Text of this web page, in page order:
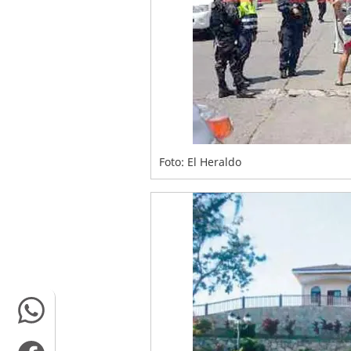
Foto: El Heraldo